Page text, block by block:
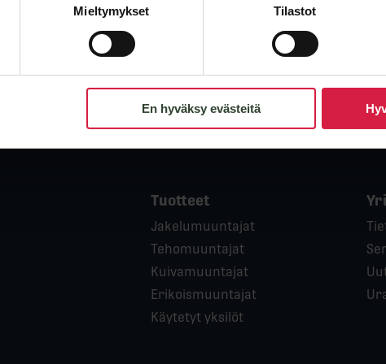
Mieltymykset Tilastot
En hyväksy evästeitä
Tuotteet
Jakelumuuntajat
Tehomuuntajat
Kuivamuuntajat
Erikoismuuntajat
Käytetyt yksilöt